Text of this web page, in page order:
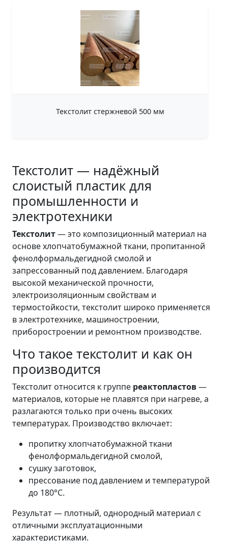
Текстолит стержневой 500 мм
Текстолит — надёжный
слоистый пластик для
промышленности и
электротехники
Текстолит— это композиционный материал на
основе хлопчатобумажной ткани, пропитанной
фенолформальдегидной смолой и
запрессованный под давлением. Благодаря
высокой механической прочности,
электроизоляционным свойствам и
термостойкости, текстолит широко применяется
в электротехнике, машиностроении,
приборостроении и ремонтном производстве.
Что такое текстолит и как он
производится
Текстолит относится к группе реактопластов—
материалов, которые не плавятся при нагреве, а
разлагаются только при очень высоких
температурах. Производство включает:
пропитку хлопчатобумажной ткани
фенолформальдегидной смолой,
сушку заготовок,
прессование под давлением и температурой
до 180°C.
Результат — плотный, однородный материал с
отличными эксплуатационными
характеристиками.